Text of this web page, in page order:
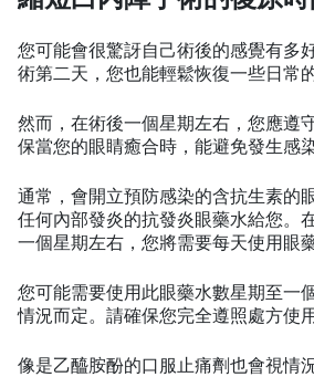
您可能會很驚訝自己術後的感覺有多
術第二天，您也能輕鬆恢復一些日常
然而，在術後一個星期左右，您應遵
保當您的眼睛癒合時，能避免發生感
通常，會開立預防感染的含抗生素的
任何內部發炎的抗發炎眼藥水給您。
一個星期左右，您將需要每天使用眼
您可能需要使用此眼藥水數星期至一
情況而定。請確保您完全遵照處方使
像是乙醯胺酚的口服止痛劑也會視情